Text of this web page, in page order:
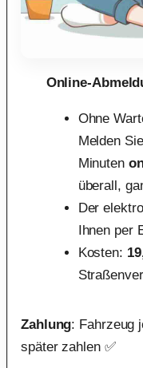
Online-
Ohne
Melden
Minuten
überall,
Der
Ihnen per
Kosten:
Zahlung: Fahrzeug
später zahlen ✅